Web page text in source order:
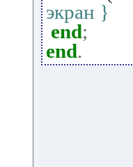
экран }
end;
end.